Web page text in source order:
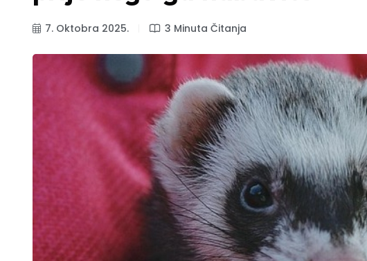
7. Oktobra 2025. 3 Minuta Čitanja